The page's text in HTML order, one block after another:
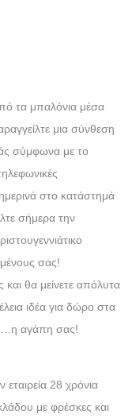
τα μπαλόνια μέσα
μια σύνθεση
σύμφωνα με το
στο κατάστημά
σήμερα την
σας!
και θα μείνετε απόλυτα
ιδέα για δώρο στα
αγάπη σας!
28 χρόνια
με φρέσκες και